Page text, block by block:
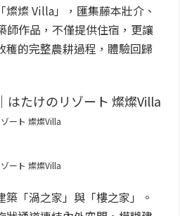
燦 Villa」，匯集藤本壯介、
師作品，不僅提供住宿，更讓
穫的完整農耕過程，體驗回歸
ート 燦燦Villa
ート 燦燦Villa
「渦之家」與「樓之家」。